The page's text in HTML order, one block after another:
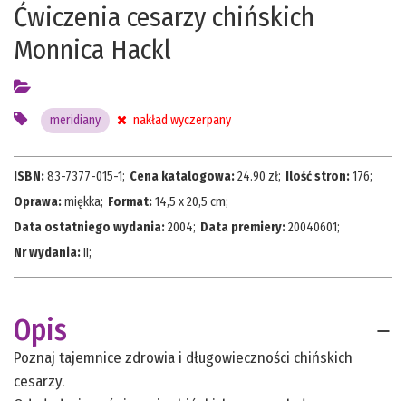
Ćwiczenia cesarzy chińskich
Monnica Hackl
meridiany nakład wyczerpany
ISBN:83-7377-015-1; Cena katalogowa:24.90 zł; Ilość stron:176;
Oprawa:miękka; Format:14,5 x 20,5 cm;
Data ostatniego wydania:2004; Data premiery:20040601;
Nr wydania:II;
Opis
Poznaj tajemnice zdrowia i długowieczności chińskich
cesarzy.